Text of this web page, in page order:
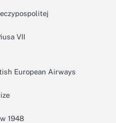
VII
European Airways
1948